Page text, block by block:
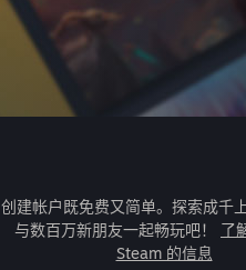
创建帐户既免费又简单。探索成千
与数百万新朋友一起畅玩吧！ 了
Steam 的信息